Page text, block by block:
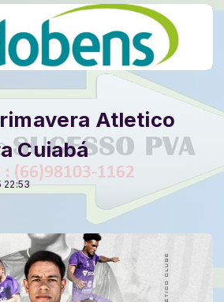
Atletico
Cuiabá
22:53